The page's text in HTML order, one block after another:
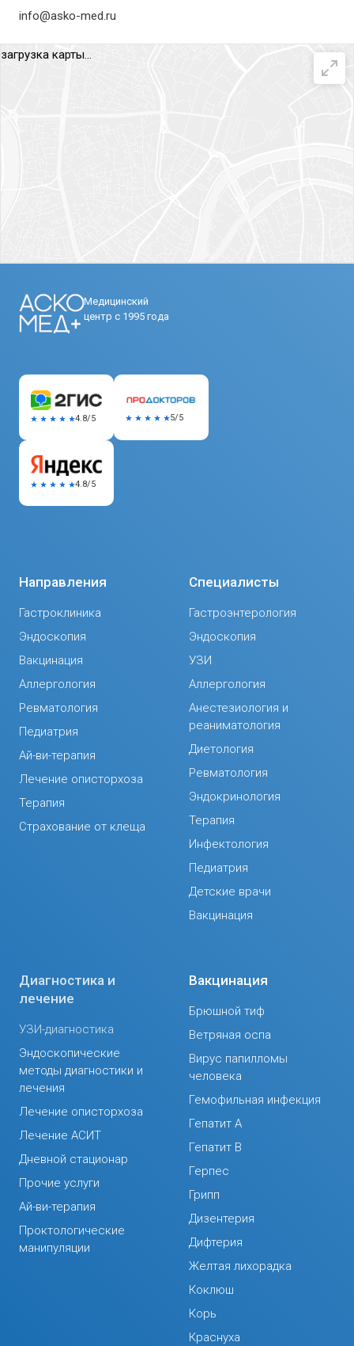
info@asko-med.ru
загрузка карты...
Медицинский
центр с 1995 года
Направления
Гастроклиника
Эндоскопия
Вакцинация
Аллергология
Ревматология
Педиатрия
Ай-ви-терапия
Лечение описторхоза
Терапия
Страхование от клеща
Специалисты
Гастроэнтерология
Эндоскопия
УЗИ
Аллергология
Анестезиология и
реаниматология
Диетология
Ревматология
Эндокринология
Терапия
Инфектология
Педиатрия
Детские врачи
Вакцинация
Диагностика и
лечение
УЗИ-диагностика
Эндоскопические
методы диагностики и
лечения
Лечение описторхоза
Лечение АСИТ
Дневной стационар
Прочие услуги
Ай-ви-терапия
Проктологические
манипуляции
Вакцинация
Брюшной тиф
Ветряная оспа
Вирус папилломы
человека
Гемофильная инфекция
Гепатит А
Гепатит В
Герпес
Грипп
Дизентерия
Дифтерия
Желтая лихорадка
Коклюш
Корь
Краснуха
4.8/5 5/5
4.8/5